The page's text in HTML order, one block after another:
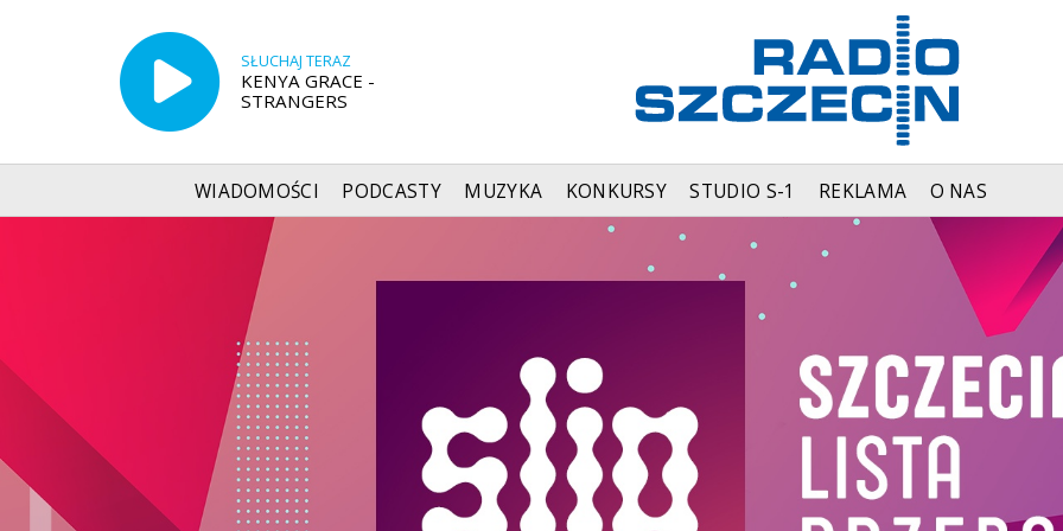
SŁUCHAJ TERAZ
KENYA GRACE -
STRANGERS
WIADOMOŚCI PODCASTY MUZYKA KONKURSY STUDIO S-1 REKLAMA O NAS